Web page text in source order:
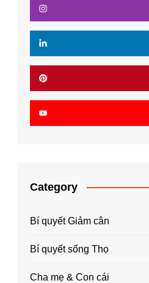
Category
Bí quyết Giảm cân
Bí quyết sống Thọ
Cha mẹ & Con cái